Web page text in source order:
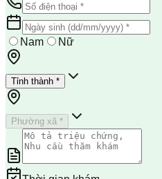
Nam Nữ
Tỉnh thành *
Phường xã *